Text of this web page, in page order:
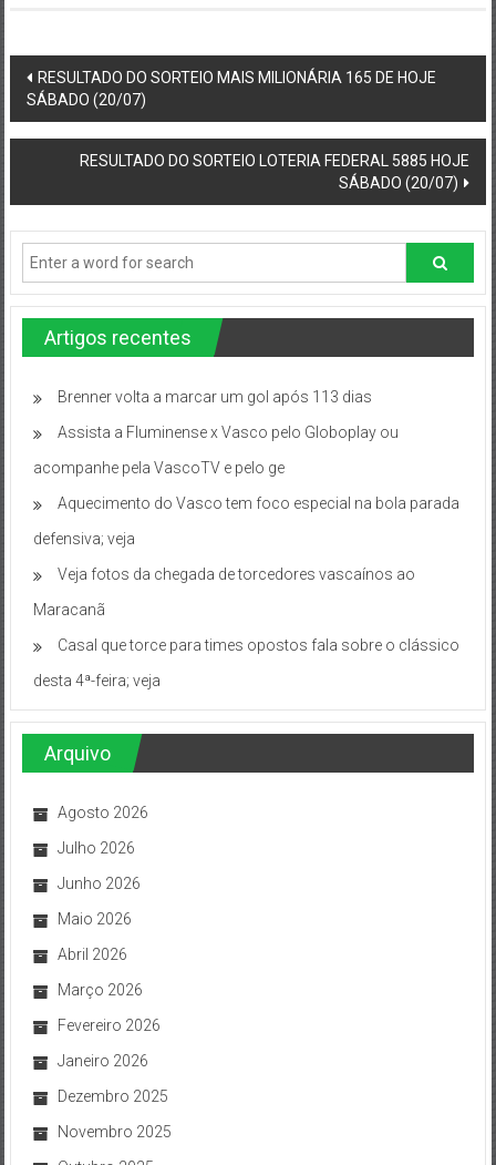
Post
navigation
RESULTADO DO SORTEIO MAIS MILIONÁRIA 165 DE HOJE
SÁBADO (20/07)
RESULTADO DO SORTEIO LOTERIA FEDERAL 5885 HOJE
SÁBADO (20/07)
Artigos recentes
Brenner volta a marcar um gol após 113 dias
Assista a Fluminense x Vasco pelo Globoplay ou
acompanhe pela VascoTV e pelo ge
Aquecimento do Vasco tem foco especial na bola parada
defensiva; veja
Veja fotos da chegada de torcedores vascaínos ao
Maracanã
Casal que torce para times opostos fala sobre o clássico
desta 4ª-feira; veja
Arquivo
Agosto 2026
Julho 2026
Junho 2026
Maio 2026
Abril 2026
Março 2026
Fevereiro 2026
Janeiro 2026
Dezembro 2025
Novembro 2025